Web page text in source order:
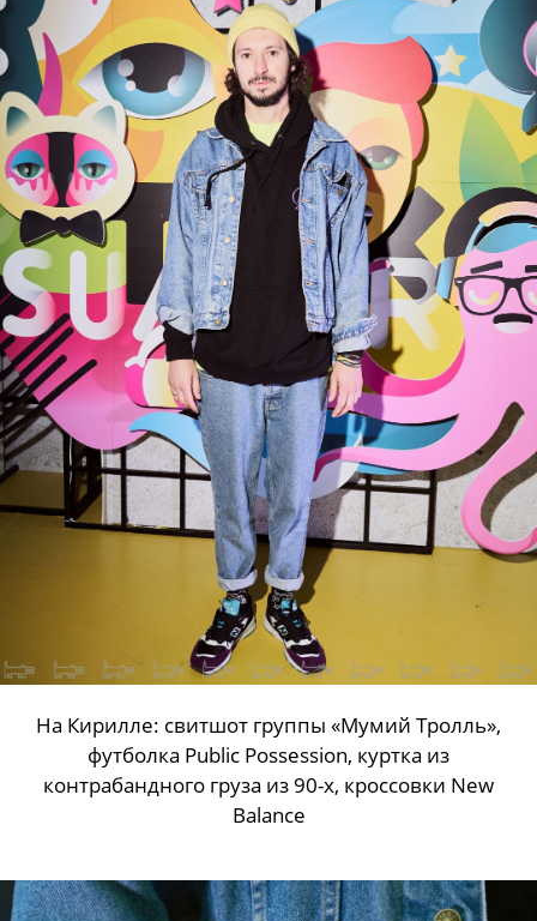
На Кирилле: свитшот группы «Мумий Тролль»,
футболка Public Possession, куртка из
контрабандного груза из 90-х, кроссовки New
Balance